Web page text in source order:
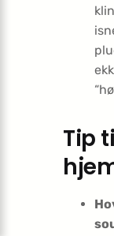
Tip